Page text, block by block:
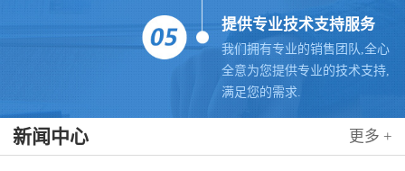
提供专业技术支持服务
我们拥有专业的销售团队,全心
全意为您提供专业的技术支持,
满足您的需求.
新闻中心 更多 +